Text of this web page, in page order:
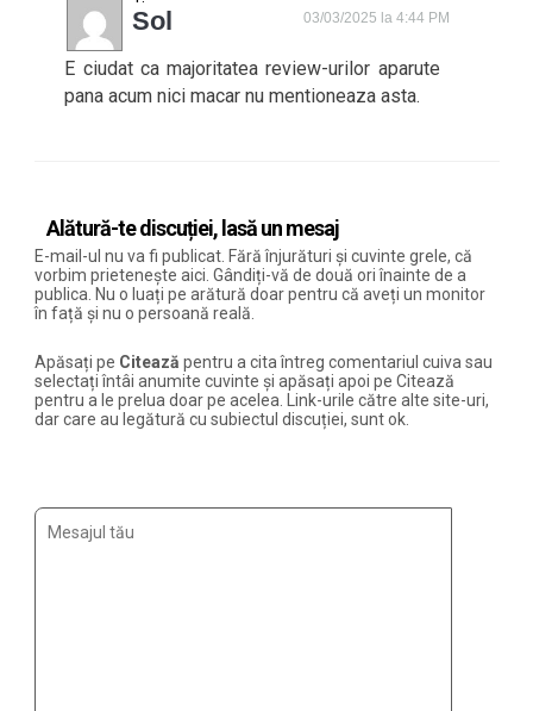
Sol 03/03/2025 la 4:44 PM
E ciudat ca majoritatea review-urilor aparute
pana acum nici macar nu mentioneaza asta.
Alătură-te discuției, lasă un mesaj
E-mail-ul nu va fi publicat. Fără înjurături și cuvinte grele, că
vorbim prietenește aici. Gândiți-vă de două ori înainte de a
publica. Nu o luați pe arătură doar pentru că aveți un monitor
în față și nu o persoană reală.
Apăsați pe Citează pentru a cita întreg comentariul cuiva sau
selectați întâi anumite cuvinte și apăsați apoi pe Citează
pentru a le prelua doar pe acelea. Link-urile către alte site-uri,
dar care au legătură cu subiectul discuției, sunt ok.